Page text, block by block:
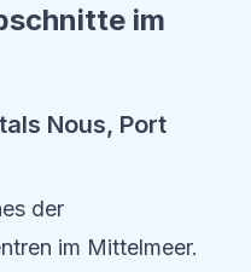
im
Nous, Port
der
im Mittelmeer.